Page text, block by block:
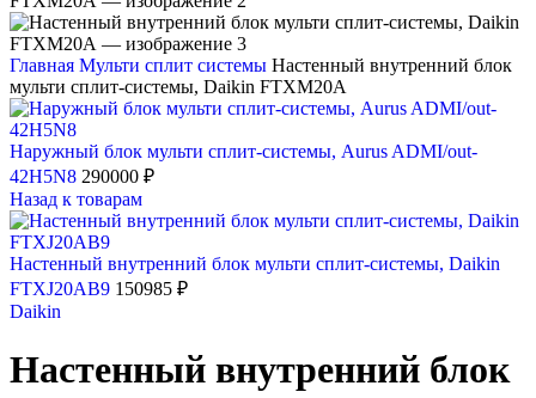
Главная Мульти сплит системы Настенный внутренний блок
мульти сплит-системы, Daikin FTXM20A
Наружный блок мульти сплит-системы, Aurus ADMI/out-
42H5N8 290000 ₽
Назад к товарам
Настенный внутренний блок мульти сплит-системы, Daikin
FTXJ20AB9 150985 ₽
Daikin
Настенный внутренний блок